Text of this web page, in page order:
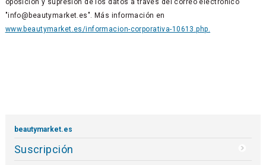
oposición y supresión de los datos a través del correo electrónico
"info@beautymarket.es". Más información en
www.beautymarket.es/informacion-corporativa-10613.php.
beautymarket.es
Suscripción